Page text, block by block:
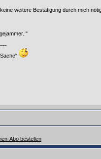
weitere Bestätigung durch mich
"
Abo bestellen